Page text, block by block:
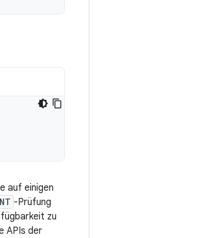
auf einigen
-Prüfung
zu
APIs der